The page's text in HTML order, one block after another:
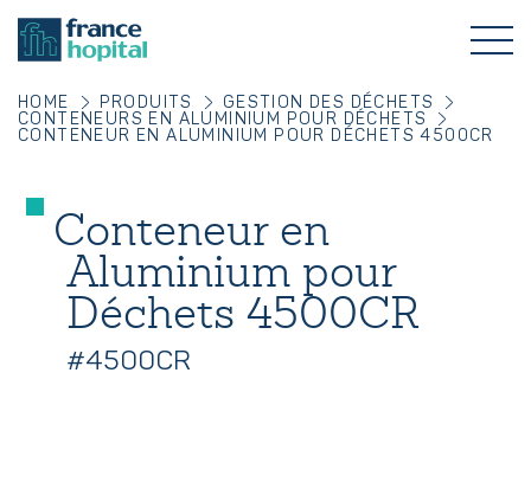
HOME PRODUITS
GESTION DES DÉCHETS
CONTENEURS EN ALUMINIUM POUR DÉCHETS
CONTENEUR EN ALUMINIUM POUR DÉCHETS 4500CR
Conteneur en
Aluminium pour
Déchets 4500CR
#4500CR